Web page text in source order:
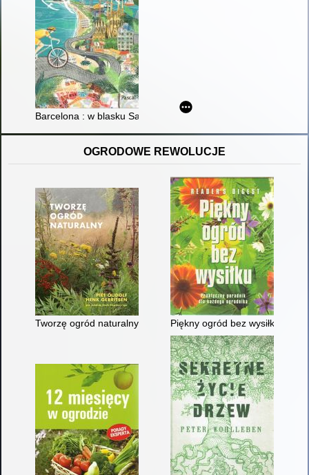
Barcelona : w blasku Sagrady, w cieniu palm
OGRODOWE REWOLUCJE
Tworzę ogród naturalny Piękny ogród bez wysiłku :